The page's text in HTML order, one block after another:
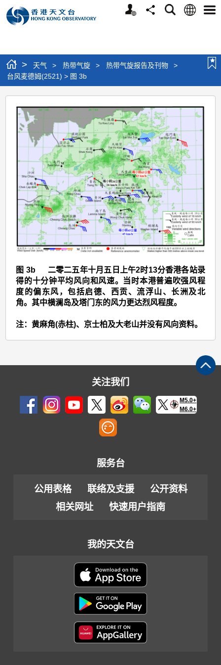
个
分
搜
语
选
> 天气 > 热带气旋 > 热带气旋报告及刊物
>
台风麦德姆(2521) > 图 3b
台
风
麦
德
姆
(2521)
图
3b
图 3b 二零二五年十月五日上午2时13分香港各站录
得的十分钟平均风向和风速。当时本港普遍吹强风程
度的偏东风，包括启德、西贡、流浮山、长洲及北
角。其中横澜岛及塔门东的风力更达烈风程度。
注：黄麻角(赤柱)、京士柏及大老山并没有风向资料。
关注我们
M5.0+
M6.0+
服务台
公用表格 联络及支援
公开资料
相关网址
快速用户指南
我的天文台